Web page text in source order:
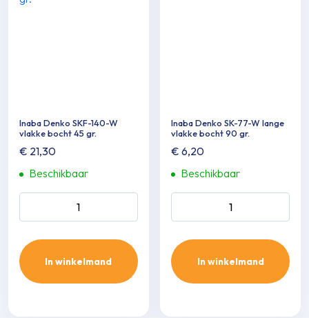
Inaba Denko SKF-140-W
vlakke bocht 45 gr.
€ 21,30
Beschikbaar
In winkelmand
Inaba Denko SK-77-W lange
vlakke bocht 90 gr.
€ 6,20
Beschikbaar
In winkelmand